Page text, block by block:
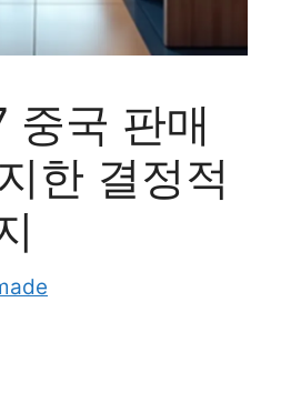
중국 판매
한 결정적